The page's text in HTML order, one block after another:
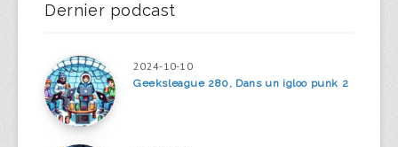
Dernier podcast
2024-10-10
Geeksleague 280, Dans un igloo punk 2